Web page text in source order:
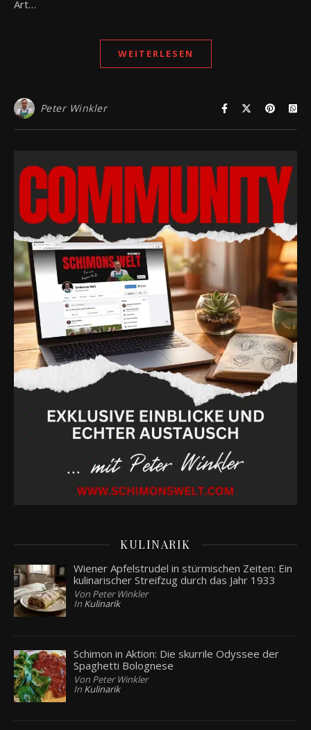
Art…
WEITERLESEN
Peter Winkler
KULINARIK
Wiener Apfelstrudel in stürmischen Zeiten: Ein
kulinarischer Streifzug durch das Jahr 1933
Von Peter Winkler
In Kulinarik
Schimon in Aktion: Die skurrile Odyssee der
Spaghetti Bolognese
Von Peter Winkler
In Kulinarik